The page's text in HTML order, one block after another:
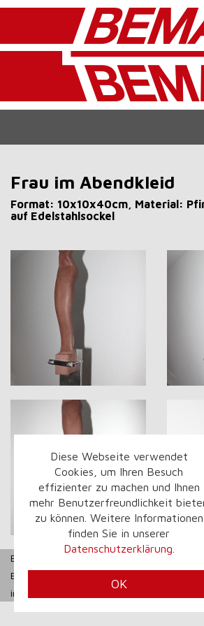
Frau im Abendkleid
Format: 10x10x40cm, Material:
auf Edelstahlsockel
BEMA Maschinen GmbH . Bunsenstraße
Ellmendingen . Phone +49 (0)7236-1427 .
info@bemagmbh.de
Data
Diese Webseite verwendet
Cookies, um Ihren Besuch
effizienter zu machen und Ihnen
mehr Benutzerfreundlichkeit
zu können. Weitere Informationen
finden Sie in unserer
Datenschutzerklärung
OK